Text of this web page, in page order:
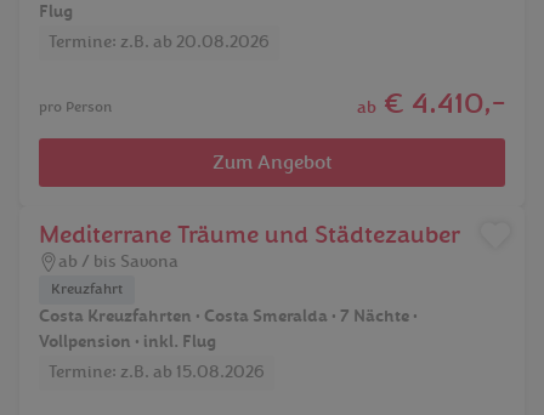
Flug
Termine: z.B. ab 20.08.2026
pro Person ab € 4.410,-
Zum Angebot
Mediterrane Träume und Städtezauber
ab / bis Savona
Kreuzfahrt
Costa Kreuzfahrten • Costa Smeralda • 7 Nächte •
Vollpension • inkl. Flug
Termine: z.B. ab 15.08.2026